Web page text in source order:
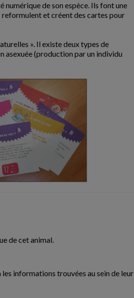
numérique de son espèce. Ils font une
et créent des cartes pour
». Il existe deux types de
asexuée (production par un individu
de cet animal.
informations trouvées au sein de leur